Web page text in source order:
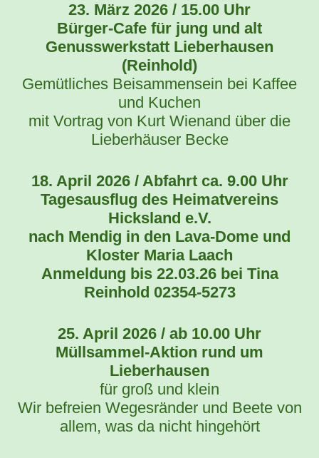
23. März 2026 / 15.00 Uhr
Bürger-Cafe für jung und alt
Genusswerkstatt Lieberhausen
(Reinhold)
Gemütliches Beisammensein bei Kaffee
und Kuchen
mit Vortrag von Kurt Wienand über die
Lieberhäuser Becke
18. April 2026 / Abfahrt ca. 9.00 Uhr
Tagesausflug des Heimatvereins
Hicksland e.V.
nach Mendig in den Lava-Dome und
Kloster Maria Laach
Anmeldung bis 22.03.26 bei Tina
Reinhold 02354-5273
25. April 2026 / ab 10.00 Uhr
Müllsammel-Aktion rund um
Lieberhausen
für groß und klein
Wir befreien Wegesränder und Beete von
allem, was da nicht hingehört